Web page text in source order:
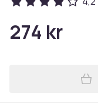
274 kr